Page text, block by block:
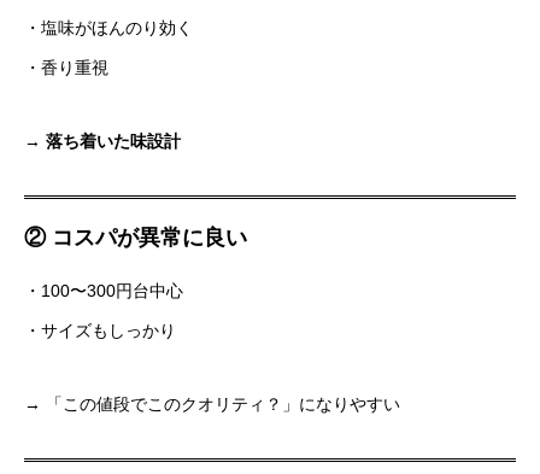
・塩味がほんのり効く
・香り重視
→ 落ち着いた味設計
② コスパが異常に良い
・100〜300円台中心
・サイズもしっかり
→ 「この値段でこのクオリティ？」になりやすい